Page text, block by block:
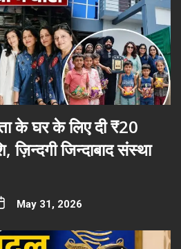
के घर के लिए दी ₹20
ज़िन्दगी जिन्दाबाद संस्था
May 31, 2026